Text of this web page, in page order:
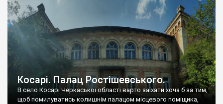
Косарі. Палац Ростішевського.
В село Косарі Черкаської області варто заїхати хоча б за тим,
щоб помилуватись колишнім палацом місцевого поміщика,